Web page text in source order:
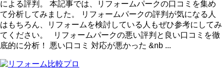
による評判。 本記事では、リフォームパークの口コミを集め
て分析してみました。 リフォームパークの評判が気になる人
はもちろん、リフォームを検討している人もぜひ参考にしてみ
てください。 リフォームパークの悪い評判と良い口コミを徹
底的に分析！ 悪い口コミ 対応が悪かった &nb ...